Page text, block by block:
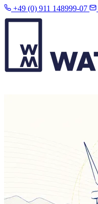
+49 (0) 911 148999-07